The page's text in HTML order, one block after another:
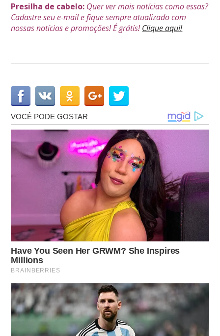
Presilha de cabelo: Quer ver mais notícias como essas?
Cadastre seu e-mail e fique sempre atualizado com
nossas notícias e promoções! É grátis!Clique aqui!